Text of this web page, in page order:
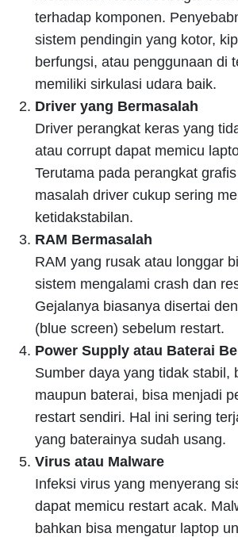
terhadap komponen.
sistem pendingin yang kotor,
berfungsi, atau penggunaan di
memiliki sirkulasi udara baik.
Driver yang Bermasalah
Driver perangkat keras yang
atau corrupt dapat memicu
Terutama pada perangkat
masalah driver cukup sering
ketidakstabilan.
RAM Bermasalah
RAM yang rusak atau longgar
sistem mengalami crash dan
Gejalanya biasanya disertai
(blue screen) sebelum restart.
Power Supply atau Baterai
Sumber daya yang tidak stabil,
maupun baterai, bisa menjadi
restart sendiri. Hal ini sering
yang baterainya sudah usang.
Virus atau Malware
Infeksi virus yang menyerang
dapat memicu restart acak.
bahkan bisa mengatur laptop